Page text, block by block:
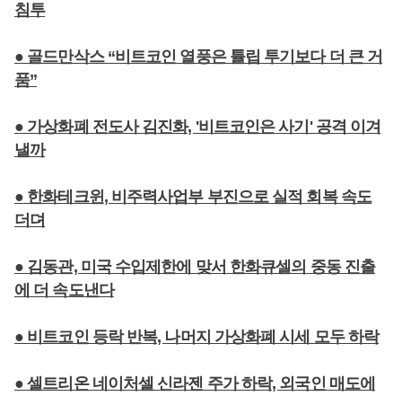
침투
● 골드만삭스 “비트코인 열풍은 튤립 투기보다 더 큰 거
품”
● 가상화폐 전도사 김진화, '비트코인은 사기' 공격 이겨
낼까
● 한화테크윈, 비주력사업부 부진으로 실적 회복 속도
더뎌
● 김동관, 미국 수입제한에 맞서 한화큐셀의 중동 진출
에 더 속도낸다
● 비트코인 등락 반복, 나머지 가상화폐 시세 모두 하락
● 셀트리온 네이처셀 신라젠 주가 하락, 외국인 매도에